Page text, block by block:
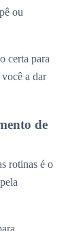
ou
certa para
a dar
de
rotinas é o